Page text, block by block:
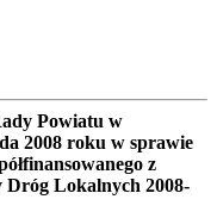
Powiatu w
2008 roku w sprawie
z
Lokalnych 2008-